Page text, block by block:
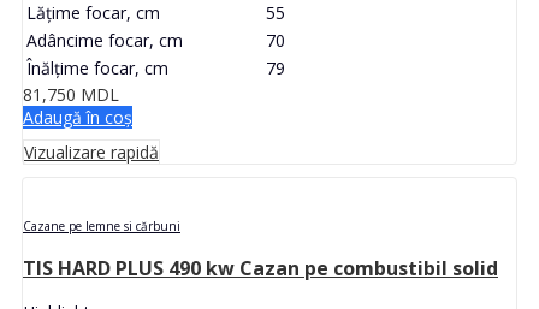
Lățime focar, cm
55
Adâncime focar, cm
70
Înălțime focar, cm
79
81,750 MDL
Adaugă în coș
Vizualizare rapidă
Cazane pe lemne si cărbuni
TIS HARD PLUS 490 kw Cazan pe combustibil solid